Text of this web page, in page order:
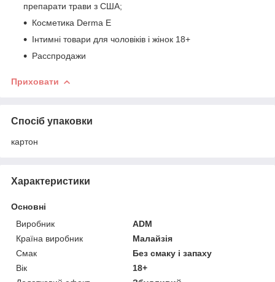
препарати трави з США;
Косметика Derma E
Інтимні товари для чоловіків і жінок 18+
Расспродажи
Приховати
Спосіб упаковки
картон
Характеристики
Основні
Виробник
ADM
Країна виробник
Малайзія
Смак
Без смаку і запаху
Вік
18+